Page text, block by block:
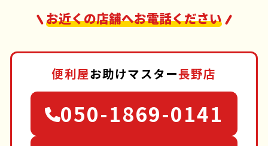
お近くの店舗へお電話ください
便利屋お助けマスター長野店
050-1869-0141